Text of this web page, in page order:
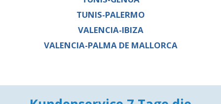
TUNIS-PALERMO
VALENCIA-IBIZA
VALENCIA-PALMA DE MALLORCA